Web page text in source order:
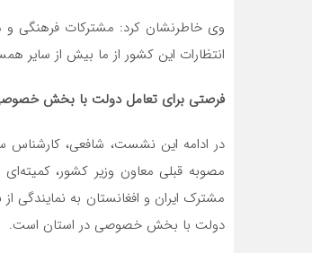
وی خاطرنشان کرد: مشترکات فرهنگی و
انتظارات این کشور از ما بیش از سایر
فرصتی برای تعامل دولت با بخش
در ادامه این نشست، شافعی، کارشناس
مصوبه قبلی معاون وزیر کشور،
مشترک ایران و افغانستان به
دولت با بخش خصوصی در استان است.